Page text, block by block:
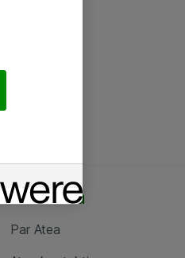
Par Atea
Par Atea